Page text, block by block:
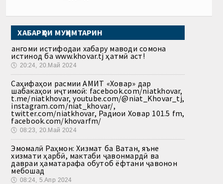
ХАБАРҲОИ МУҲИМТАРИН
Ҳангоми истифодаи хабару маводи сомона
истинод ба www.khovar.tj ҳатмӣ аст!
🕔 20:24, 20.Май 2024
Саҳифаҳои расмии АМИТ «Ховар» дар
шабакаҳои иҷтимоӣ: facebook.com/niatkhovar,
t.me/niatkhovar, youtube.com/@niat_Khovar_tj,
instagram.com/niat_khovar/,
twitter.com/niatkhovar, Радиои Ховар 101.5 fm,
facebook.com/khovarfm/
🕔 08:23, 20.Май 2024
Эмомалӣ Раҳмон: Хизмат ба Ватан, яъне
хизмати ҳарбӣ, мактаби ҷавонмардӣ ва
давраи ҳаматарафа обутоб ёфтани ҷавонон
мебошад
🕔 08:24, 5.Апр 2024